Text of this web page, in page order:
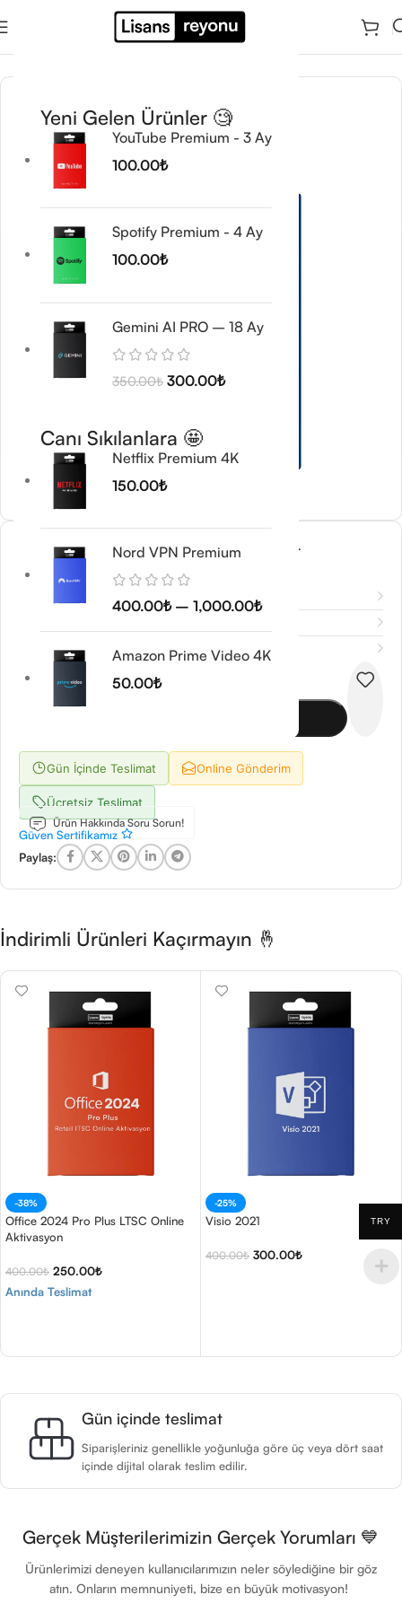
Yeni Gelen Ürünler 🧐
YouTube Premium - 3 Ay
100.00₺
Spotify Premium - 4 Ay
100.00₺
Gemini AI PRO – 18 Ay
350.00₺ 300.00₺
Canı Sıkılanlara 🤩
Netflix Premium 4K
150.00₺
Nord VPN Premium
400.00₺ – 1,000.00₺
Amazon Prime Video 4K
50.00₺
Windows Ürünleri/Windows Server Lisansları
Windows Server 2022 Standart
800.00
Değerlendirmeler (0)
- +
Gün İçinde Teslimat Online Gönderim
Ücretsiz Teslimat
Ürün Hakkında Soru Sorun!
Güven Sertifikamız
Paylaş:
İndirimli Ürünleri Kaçırmayın 🤞
-38%
Office 2024 Pro Plus LTSC Online
Aktivasyon
400.00₺ 250.00₺
Anında Teslimat
-25%
Visio 2021
400.00₺ 300.00₺
Gün içinde teslimat
Siparişleriniz genellikle yoğunluğa göre üç veya dört saat
içinde dijital olarak teslim edilir.
Gerçek Müşterilerimizin Gerçek Yorumları 💙
Ürünlerimizi deneyen kullanıcılarımızın neler söylediğine bir göz
atın. Onların memnuniyeti, bize en büyük motivasyon!
TRY